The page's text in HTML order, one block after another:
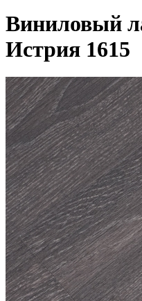
Виниловый
Истрия 1615